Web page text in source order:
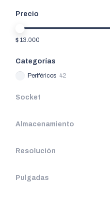
Precio
$ 13.000
Categorías
Periféricos 42
Socket
Almacenamiento
Resolución
Pulgadas